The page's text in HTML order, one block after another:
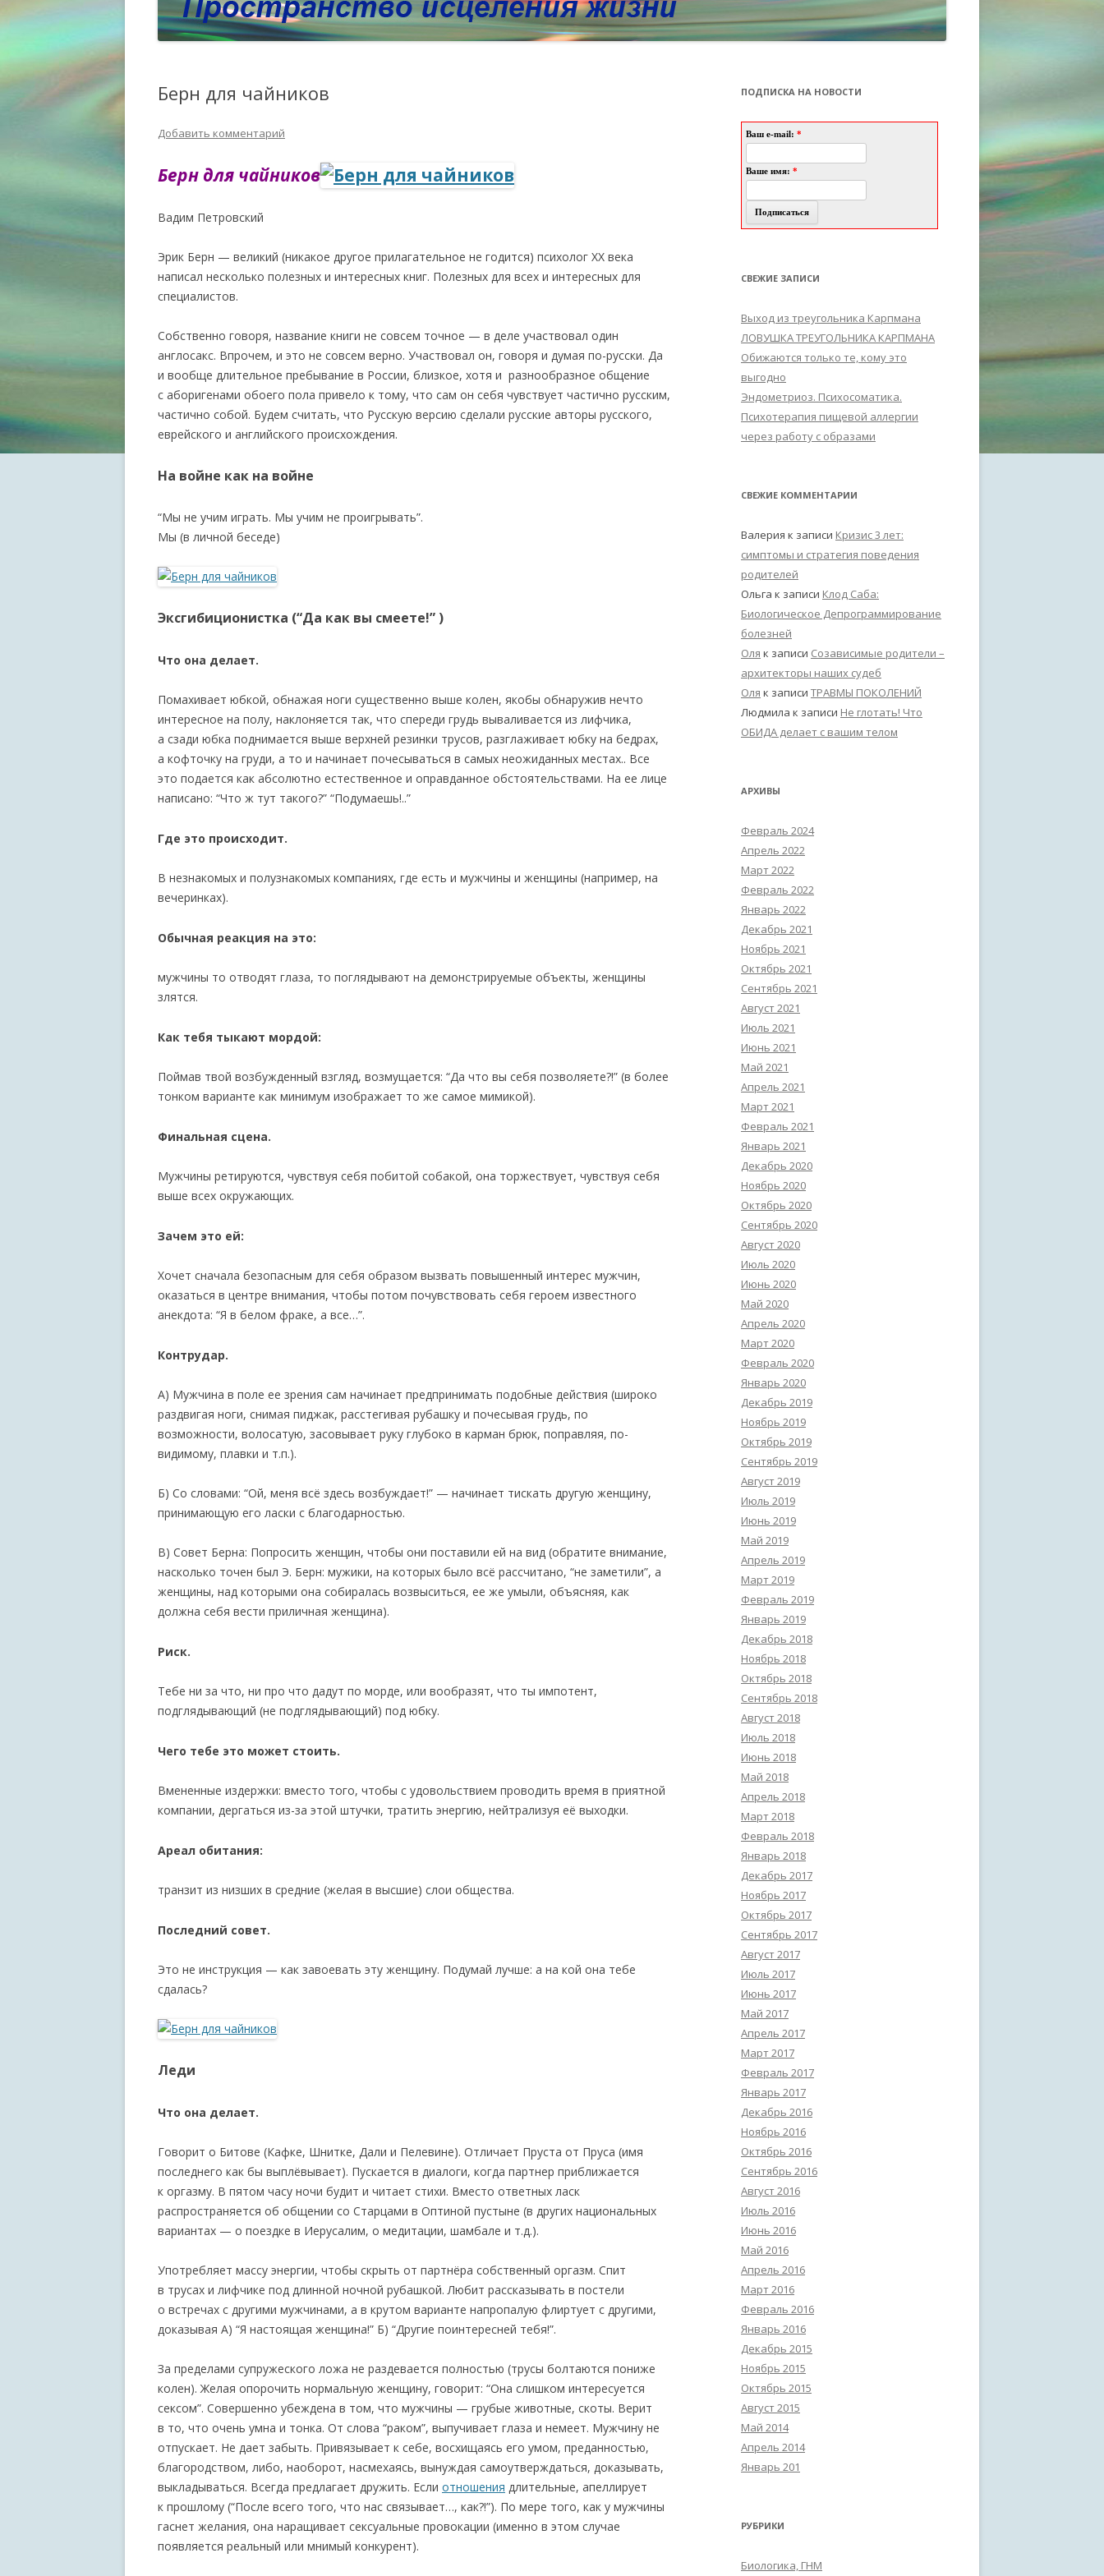
Берн для чайников
Добавить комментарий
Берн для чайников
Вадим Петровский
Эрик Берн — великий (никакое другое прилагательное не годится) психолог ХХ века
написал несколько полезных и интересных книг. Полезных для всех и интересных для
специалистов.
Собственно говоря, название книги не совсем точное — в деле участвовал один
англосакс. Впрочем, и это не совсем верно. Участвовал он, говоря и думая по-русски. Да
и вообще длительное пребывание в России, близкое, хотя и разнообразное общение
с аборигенами обоего пола привело к тому, что сам он себя чувствует частично русским,
частично собой. Будем считать, что Русскую версию сделали русские авторы русского,
еврейского и английского происхождения.
На войне как на войне
“Мы не учим играть. Мы учим не проигрывать”.
Мы (в личной беседе)
Эксгибиционистка (“Да как вы смеете!” )
Что она делает.
Помахивает юбкой, обнажая ноги существенно выше колен, якобы обнаружив нечто
интересное на полу, наклоняется так, что спереди грудь вываливается из лифчика,
а сзади юбка поднимается выше верхней резинки трусов, разглаживает юбку на бедрах,
а кофточку на груди, а то и начинает почесываться в самых неожиданных местах.. Все
это подается как абсолютно естественное и оправданное обстоятельствами. На ее лице
написано: “Что ж тут такого?” “Подумаешь!..”
Где это происходит.
В незнакомых и полузнакомых компаниях, где есть и мужчины и женщины (например, на
вечеринках).
Обычная реакция на это:
мужчины то отводят глаза, то поглядывают на демонстрируемые объекты, женщины
злятся.
Как тебя тыкают мордой:
Поймав твой возбужденный взгляд, возмущается: “Да что вы себя позволяете?!” (в более
тонком варианте как минимум изображает то же самое мимикой).
Финальная сцена.
Мужчины ретируются, чувствуя себя побитой собакой, она торжествует, чувствуя себя
выше всех окружающих.
Зачем это ей:
Хочет сначала безопасным для себя образом вызвать повышенный интерес мужчин,
оказаться в центре внимания, чтобы потом почувствовать себя героем известного
анекдота: “Я в белом фраке, а все…”.
Контрудар.
А) Мужчина в поле ее зрения сам начинает предпринимать подобные действия (широко
раздвигая ноги, снимая пиджак, расстегивая рубашку и почесывая грудь, по
возможности, волосатую, засовывает руку глубоко в карман брюк, поправляя, по-
видимому, плавки и т.п.).
Б) Со словами: “Ой, меня всё здесь возбуждает!” — начинает тискать другую женщину,
принимающую его ласки с благодарностью.
В) Совет Берна: Попросить женщин, чтобы они поставили ей на вид (обратите внимание,
насколько точен был Э. Берн: мужики, на которых было всё рассчитано, “не заметили”, а
женщины, над которыми она собиралась возвыситься, ее же умыли, объясняя, как
должна себя вести приличная женщина).
Риск.
Тебе ни за что, ни про что дадут по морде, или вообразят, что ты импотент,
подглядывающий (не подглядывающий) под юбку.
Чего тебе это может стоить.
Вмененные издержки: вместо того, чтобы с удовольствием проводить время в приятной
компании, дергаться из-за этой штучки, тратить энергию, нейтрализуя её выходки.
Ареал обитания:
транзит из низших в средние (желая в высшие) слои общества.
Последний совет.
Это не инструкция — как завоевать эту женщину. Подумай лучше: а на кой она тебе
сдалась?
Леди
Что она делает.
Говорит о Битове (Кафке, Шнитке, Дали и Пелевине). Отличает Пруста от Пруса (имя
последнего как бы выплёвывает). Пускается в диалоги, когда партнер приближается
к оргазму. В пятом часу ночи будит и читает стихи. Вместо ответных ласк
распространяется об общении со Старцами в Оптиной пустыне (в других национальных
вариантах — о поездке в Иерусалим, о медитации, шамбале и т.д.).
Употребляет массу энергии, чтобы скрыть от партнёра собственный оргазм. Спит
в трусах и лифчике под длинной ночной рубашкой. Любит рассказывать в постели
о встречах с другими мужчинами, а в крутом варианте напропалую флиртует с другими,
доказывая А) “Я настоящая женщина!” Б) “Другие поинтересней тебя!”.
За пределами супружеского ложа не раздевается полностью (трусы болтаются пониже
колен). Желая опорочить нормальную женщину, говорит: “Она слишком интересуется
сексом”. Совершенно убеждена в том, что мужчины — грубые животные, скоты. Верит
в то, что очень умна и тонка. От слова “раком”, выпучивает глаза и немеет. Мужчину не
отпускает. Не дает забыть. Привязывает к себе, восхищаясь его умом, преданностью,
благородством, либо, наоборот, насмехаясь, вынуждая самоутверждаться, доказывать,
выкладываться. Всегда предлагает дружить. Если отношения длительные, апеллирует
к прошлому (“После всего того, что нас связывает…, как?!”). По мере того, как у мужчины
гаснет желания, она наращивает сексуальные провокации (именно в этом случае
появляется реальный или мнимый конкурент).
ПОДПИСКА НА НОВОСТИ
Ваш e-mail: *
Ваше имя: *
СВЕЖИЕ ЗАПИСИ
Выход из треугольника Карпмана
ЛОВУШКА ТРЕУГОЛЬНИКА КАРПМАНА
Обижаются только те, кому это
выгодно
Эндометриоз. Психосоматика.
Психотерапия пищевой аллергии
через работу с образами
СВЕЖИЕ КОММЕНТАРИИ
Валерия к записи Кризис 3 лет:
симптомы и стратегия поведения
родителей
Ольга к записи Клод Саба:
Биологическое Депрограммирование
болезней
Оля к записи Созависимые родители –
архитекторы наших судеб
Оля к записи ТРАВМЫ ПОКОЛЕНИЙ
Людмила к записи Не глотать! Что
ОБИДА делает с вашим телом
АРХИВЫ
Февраль 2024
Апрель 2022
Март 2022
Февраль 2022
Январь 2022
Декабрь 2021
Ноябрь 2021
Октябрь 2021
Сентябрь 2021
Август 2021
Июль 2021
Июнь 2021
Май 2021
Апрель 2021
Март 2021
Февраль 2021
Январь 2021
Декабрь 2020
Ноябрь 2020
Октябрь 2020
Сентябрь 2020
Август 2020
Июль 2020
Июнь 2020
Май 2020
Апрель 2020
Март 2020
Февраль 2020
Январь 2020
Декабрь 2019
Ноябрь 2019
Октябрь 2019
Сентябрь 2019
Август 2019
Июль 2019
Июнь 2019
Май 2019
Апрель 2019
Март 2019
Февраль 2019
Январь 2019
Декабрь 2018
Ноябрь 2018
Октябрь 2018
Сентябрь 2018
Август 2018
Июль 2018
Июнь 2018
Май 2018
Апрель 2018
Март 2018
Февраль 2018
Январь 2018
Декабрь 2017
Ноябрь 2017
Октябрь 2017
Сентябрь 2017
Август 2017
Июль 2017
Июнь 2017
Май 2017
Апрель 2017
Март 2017
Февраль 2017
Январь 2017
Декабрь 2016
Ноябрь 2016
Октябрь 2016
Сентябрь 2016
Август 2016
Июль 2016
Июнь 2016
Май 2016
Апрель 2016
Март 2016
Февраль 2016
Январь 2016
Декабрь 2015
Ноябрь 2015
Октябрь 2015
Август 2015
Май 2014
Апрель 2014
Январь 201
РУБРИКИ
Биологика, ГНМ